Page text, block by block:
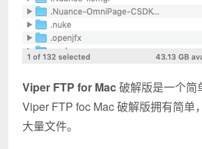
Viper FTP for Mac破解版是一个简
Viper FTP foc Mac 破解版拥有简
大量文件。